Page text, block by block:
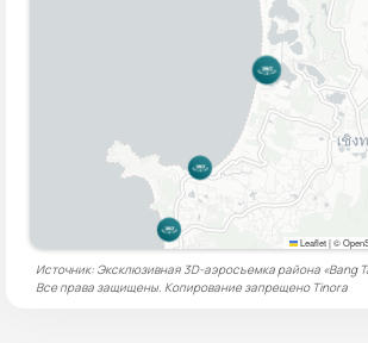
Leaflet|©
Источник: Эксклюзивная 3D-аэросъемка района «Bang
Все права защищены. Копирование запрещено Tinora